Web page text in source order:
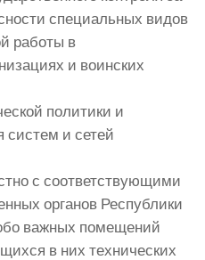
специальных видов
работы в
и воинских
политики и
систем и сетей
с соответствующими
органов Республики
важных помещений
в них технических